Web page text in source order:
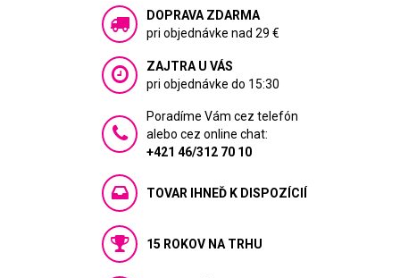
DOPRAVA ZDARMA
pri objednávke nad 29 €
ZAJTRA U VÁS
pri objednávke do 15:30
Poradíme Vám cez telefón
alebo cez online chat:
+421 46/312 70 10
TOVAR IHNEĎ K DISPOZÍCIÍ
15 ROKOV NA TRHU